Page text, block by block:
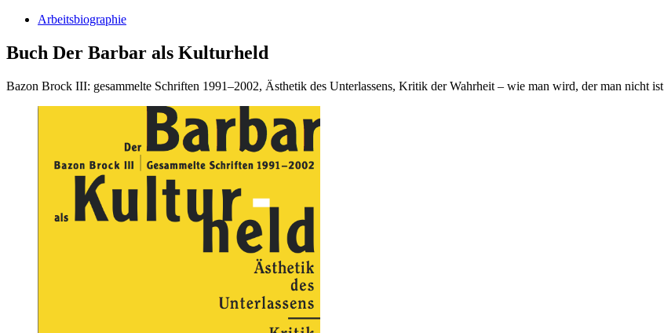
Arbeitsbiographie
Buch Der Barbar als Kulturheld
Bazon Brock III: gesammelte Schriften 1991–2002, Ästhetik des Unterlassens, Kritik der Wahrheit – wie man wird, der man nicht ist